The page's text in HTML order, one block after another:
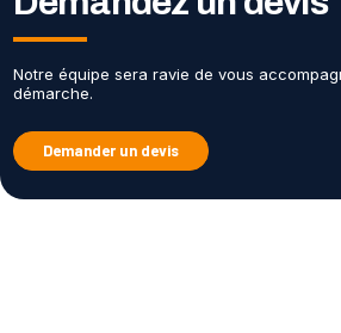
Notre équipe sera ravie de vous
démarche.
Demander un devis